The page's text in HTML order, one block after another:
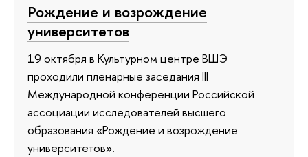
Рождение и возрождение
университетов
19 октября в Культурном центре ВШЭ
проходили пленарные заседания III
Международной конференции Российской
ассоциации исследователей высшего
образования «Рождение и возрождение
университетов».